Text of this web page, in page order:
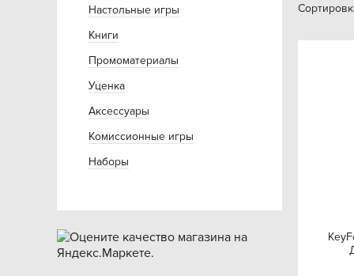
Настольные игры
Книги
Промоматериалы
Уценка
Аксессуары
Комиссионные игры
Наборы